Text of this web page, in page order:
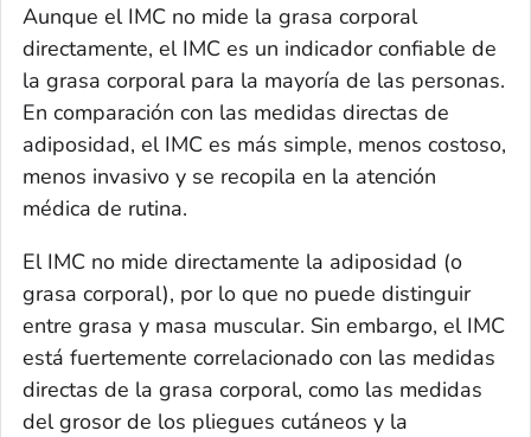
Aunque el IMC no mide la grasa corporal
directamente, el IMC es un indicador confiable de
la grasa corporal para la mayoría de las personas.
En comparación con las medidas directas de
adiposidad, el IMC es más simple, menos costoso,
menos invasivo y se recopila en la atención
médica de rutina.
El IMC no mide directamente la adiposidad (o
grasa corporal), por lo que no puede distinguir
entre grasa y masa muscular. Sin embargo, el IMC
está fuertemente correlacionado con las medidas
directas de la grasa corporal, como las medidas
del grosor de los pliegues cutáneos y la